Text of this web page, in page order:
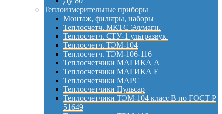
Теплоизмерительные приборы
Монтаж, фильтры, наборы
Теплосчетч. МКТС Эл/магн.
Теплосчетч. СТУ-1 ультразвук.
Теплосчетч. ТЭМ-104
Теплосчетч. ТЭМ-106-116
Теплосчетчики МАГИКА А
Теплосчетчики МАГИКА Е
Теплосчетчики МАРС
Теплосчетчики Пульсар
Теплосчетчики ТЭМ-104 класс B по ГОСТ Р
51649